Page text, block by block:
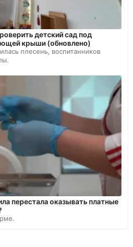
детский сад под
крыши (обновлено)
плесень, воспитанников
перестала оказывать платные